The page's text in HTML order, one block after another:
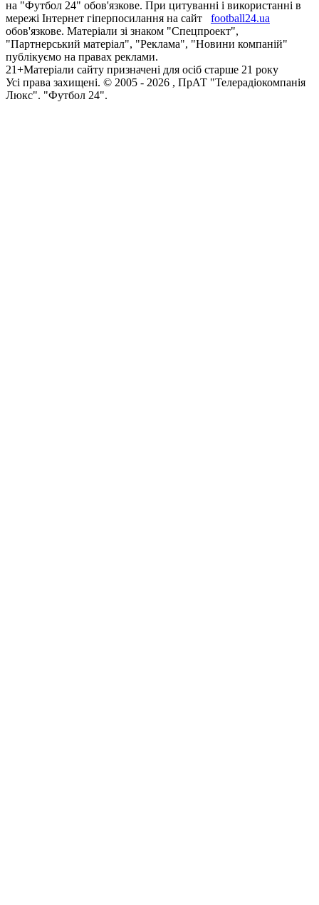
на "Футбол 24" обов'язкове. При цитуванні і використанні в
мережі Інтернет гіперпосилання на сайт
football24.ua
обов'язкове. Матеріали зі знаком "Спецпроект",
"Партнерський матеріал", "Реклама", "Новини компаній"
публікуємо на правах реклами.
21+Матеріали сайту призначені для осіб старше 21 року
Усi права захищенi. © 2005 - 2026 , ПрАТ "Телерадіокомпанія
Люкс". "Футбол 24".